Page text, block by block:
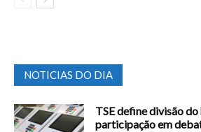
NOTICIAS DO DIA
TSE define divisão
participação em